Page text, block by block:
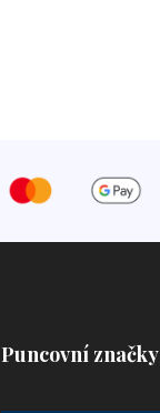
Puncovní značky